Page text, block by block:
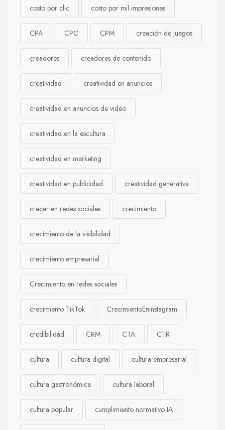
costo por clic costo por mil impresiones
CPA CPC CPM creación de juegos
creadores creadores de contenido
creatividad creatividad en anuncios
creatividad en anuncios de video
creatividad en la escultura
creatividad en marketing
creatividad en publicidad creatividad generativa
crecer en redes sociales crecimiento
crecimiento de la visibilidad
crecimiento empresarial
Crecimiento en redes sociales
crecimiento TikTok CrecimientoEnInstagram
credibilidad CRM CTA CTR
cultura cultura digital cultura empresarial
cultura gastronómica cultura laboral
cultura popular cumplimiento normativo IA